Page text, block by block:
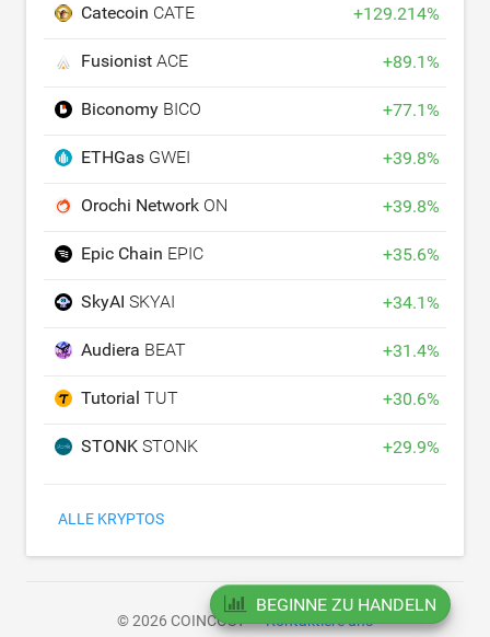
Catecoin CATE +129.214%
Fusionist ACE +89.1%
Biconomy BICO +77.1%
ETHGas GWEI +39.8%
Orochi Network ON +39.8%
Epic Chain EPIC +35.6%
SkyAI SKYAI +34.1%
Audiera BEAT +31.4%
Tutorial TUT +30.6%
STONK STONK +29.9%
ALLE KRYPTOS
© 2026 COINCOST Kontaktiere uns
BEGINNE ZU HANDELN